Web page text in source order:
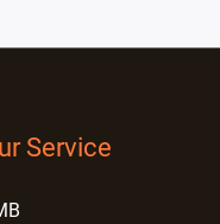
Service